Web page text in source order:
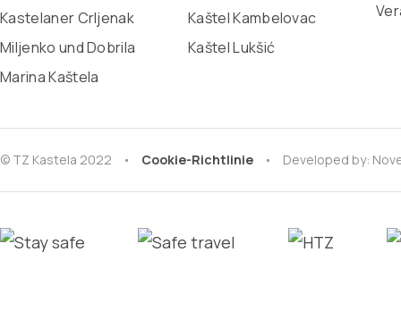
Kastelaner Crljenak
Miljenko und Dobrila
Marina Kaštela
Kaštel Kambelovac
Kaštel Lukšić
© TZ Kastela 2022 Cookie-Richtlinie Developed by: